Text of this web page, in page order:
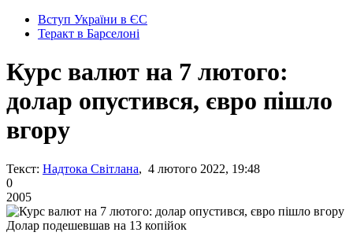
Вступ України в ЄС
Теракт в Барселоні
Курс валют на 7 лютого:
долар опустився, євро пішло
вгору
Текст: Надтока Світлана, 4 лютого 2022, 19:48
0
2005
Долар подешевшав на 13 копійок